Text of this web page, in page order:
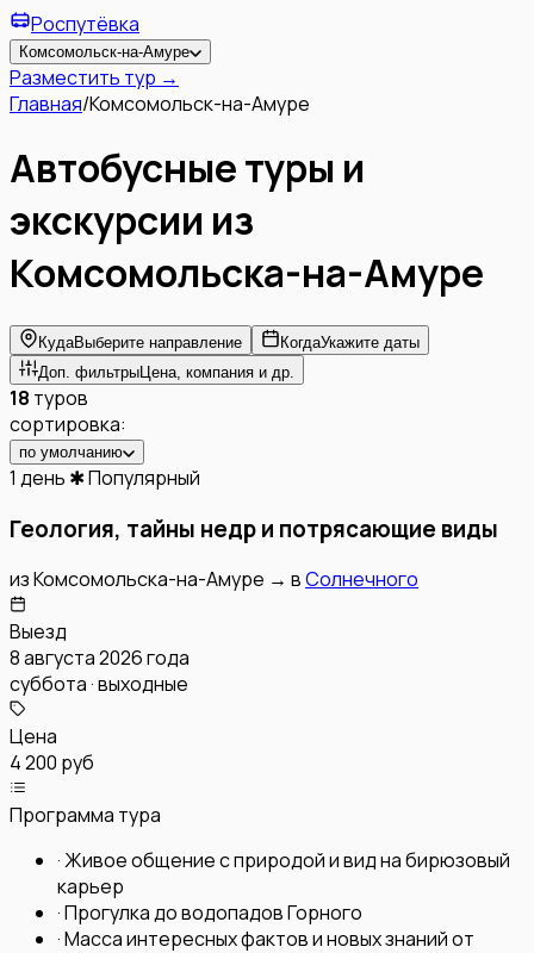
Роспутёвка
Комсомольск-на-Амуре
Разместить тур →
Главная/Комсомольск-на-Амуре
Автобусные туры и
экскурсии из
Комсомольска-на-Амуре
КудаВыберите направление КогдаУкажите даты
Доп. фильтры Цена, компания и др.
18 туров
сортировка:
по умолчанию
1 день ✱ Популярный
Геология, тайны недр и потрясающие виды
изКомсомольска-на-Амуре → вСолнечного
Выезд
8 августа 2026 года
суббота · выходные
Цена
4 200 руб
Программа тура
·Живое общение с природой и вид на бирюзовый
карьер
·Прогулка до водопадов Горного
·Масса интересных фактов и новых знаний от